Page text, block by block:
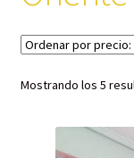
Contacto
Planes VLC
Mostrando los 5